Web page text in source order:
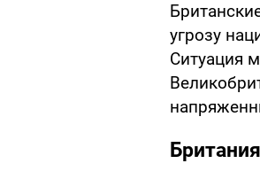
угрозу
Ситуация